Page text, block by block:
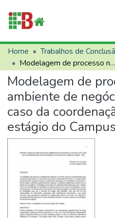
Communities & Collections
All of RIIFB
Manuals and Terms
Statistics
About RIIFB
Help
Home
Modelagem de processo no ambiente de negócio: estudo de caso da coordenação de extensão e estágio do Campus Gama - IFB
Modelagem de
ambiente de
caso da
estágio do